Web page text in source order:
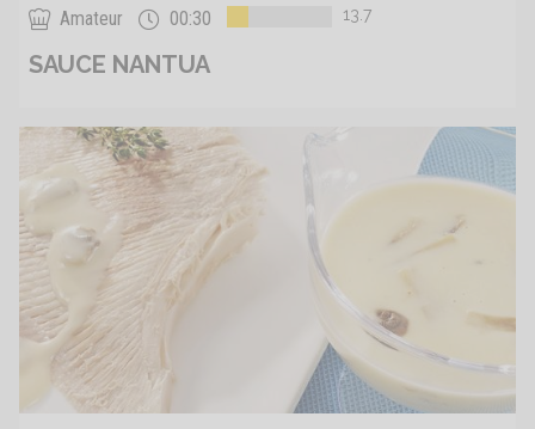
Amateur 00:30 13.7
SAUCE NANTUA